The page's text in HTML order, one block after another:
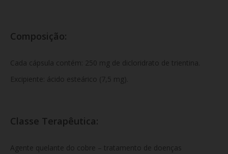
Composição:
Cada cápsula contém: 250 mg de dicloridrato de trientina.
Excipiente: ácido esteárico (7,5 mg).
Classe Terapêutica:
Agente quelante do cobre – tratamento de doenças